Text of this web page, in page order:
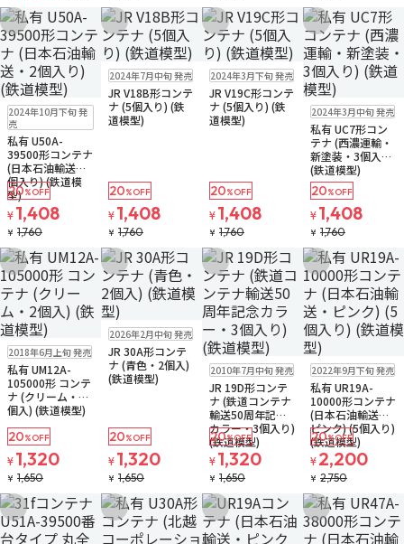
お気に入りに追加
販売中ゆうパケット
2024年10月下旬 発
売
私有 U50A-
39500形コンテナ
(日本石油輸送・2
個入り) (鉄道模
型)
20%OFF
¥ 1,408
¥ 1,760
お気に入りに追加
再入荷販売中
ゆうパケット
2024年7月中旬 発売
JR V18B形コンテ
ナ (5個入り) (鉄
道模型)
20%OFF
¥ 1,408
¥ 1,760
お気に入りに追加
販売中ゆうパケット
2024年3月下旬 発売
JR V19C形コンテ
ナ (5個入り) (鉄
道模型)
20%OFF
¥ 1,408
¥ 1,760
お気に入りに
販売中ゆうパケット
2024年3月中旬 発売
私有 UC7形コン
テナ (西濃運輸・
新塗装・3個入り)
(鉄道模型)
20%OFF
¥ 1,408
¥ 1,760
お気に入りに追加
販売中
2018年6月上旬 発売
私有 UM12A-
105000形 コンテ
ナ (クリーム・2
個入) (鉄道模型)
20%OFF
¥ 1,320
¥ 1,650
お気に入りに追加
販売中ゆうパケット
2026年2月中旬 発売
JR 30A形コンテ
ナ (青色・2個入)
(鉄道模型)
20%OFF
¥ 1,320
¥ 1,650
お気に入りに追加
再入荷販売中
ゆうパケット
2010年7月中旬 発売
JR 19D形コンテ
ナ (鉄道コンテナ
輸送50周年記念
カラー・3個入り)
(鉄道模型)
20%OFF
¥ 1,320
¥ 1,650
お気に入りに
販売中ゆうパケット
2022年9月下旬 発売
私有 UR19A-
10000形コンテナ
(日本石油輸送・
ピンク) (5個入り)
(鉄道模型)
20%OFF
¥ 2,200
¥ 2,750
お気に入りに追加お気に入りに追加お気に入りに追加お気に入りに